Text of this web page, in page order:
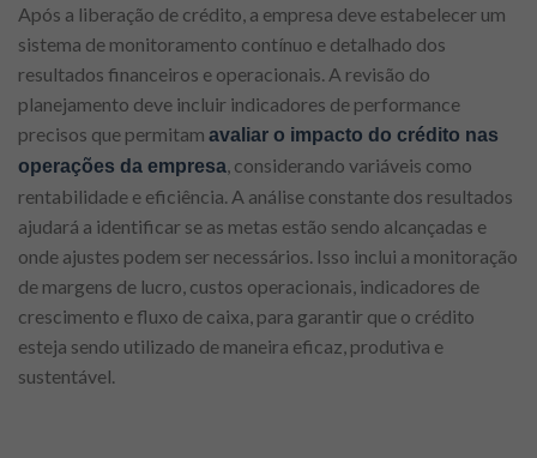
Após a liberação de crédito, a empresa deve estabelecer um
sistema de monitoramento contínuo e detalhado dos
resultados financeiros e operacionais. A revisão do
planejamento deve incluir indicadores de performance
precisos que permitam avaliar o impacto do crédito nas
operações da empresa , considerando variáveis como
rentabilidade e eficiência. A análise constante dos resultados
ajudará a identificar se as metas estão sendo alcançadas e
onde ajustes podem ser necessários. Isso inclui a monitoração
de margens de lucro, custos operacionais, indicadores de
crescimento e fluxo de caixa, para garantir que o crédito
esteja sendo utilizado de maneira eficaz, produtiva e
sustentável.